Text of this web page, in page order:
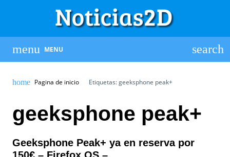
MENU
Pagina de inicio Etiquetas: geeksphone peak+
geeksphone peak+
Geeksphone Peak+ ya en reserva por